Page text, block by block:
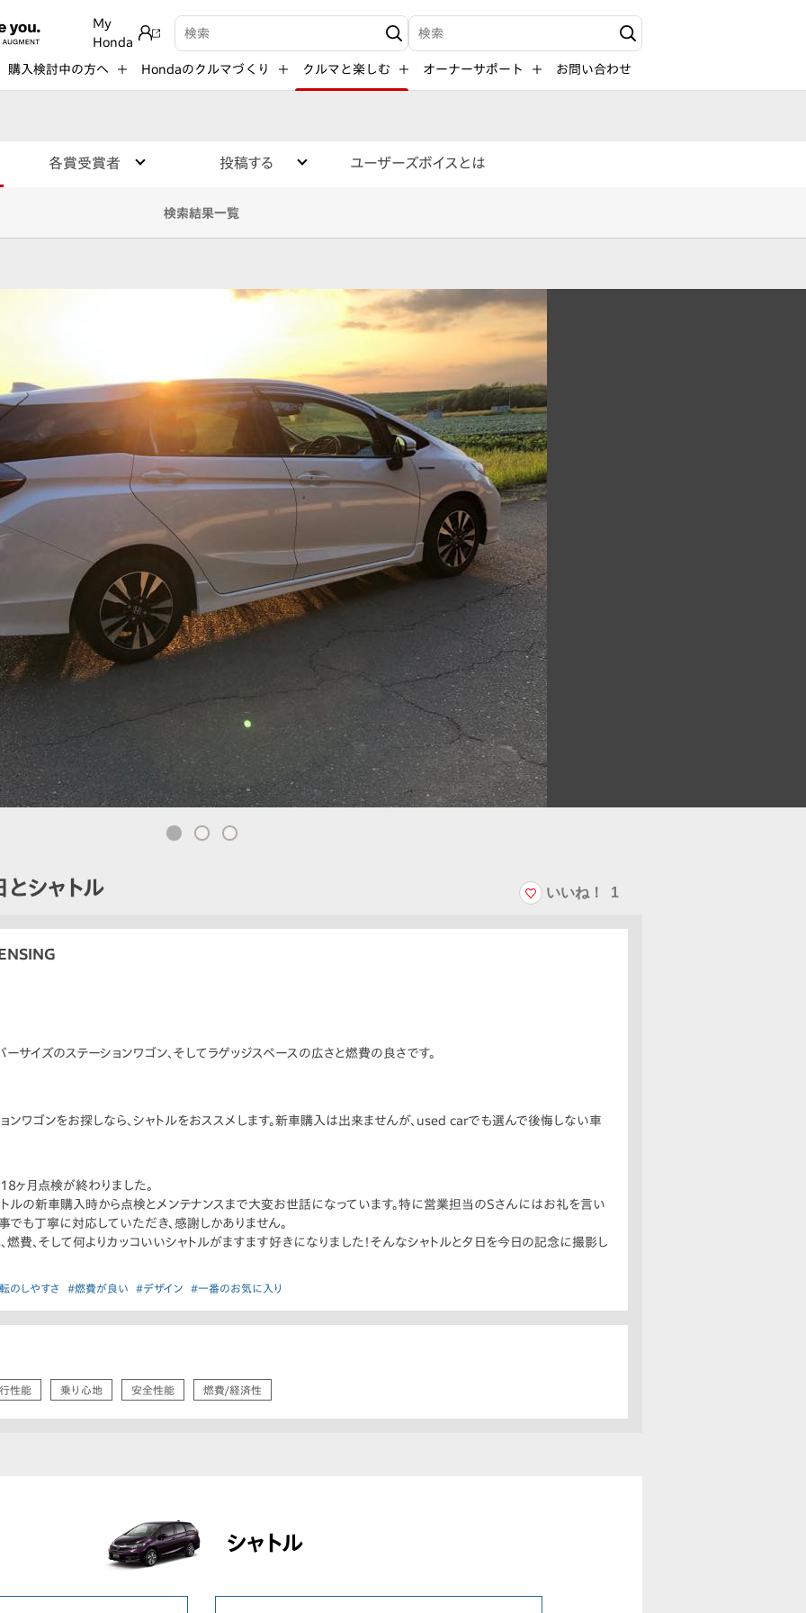
My
Honda
検索キーワード入力 検索キーワード入力
購入検討中の方へ Hondaのクルマづくり クルマと楽しむ オーナーサポート お問い合わせ
各賞受賞者 投稿する ユーザーズボイスとは
検索結果一覧
シャトル いいね！ 1
サイズのステーションワゴン、そしてラゲッジスペースの広さと燃費の良さです。
ワゴンをお探しなら、シャトルをおススメします。新車購入は出来ませんが、used carでも選んで後悔しない車
ヶ月点検が終わりました。
ルの新車購入時から点検とメンテナンスまで大変お世話になっています。特に営業担当のSさんにはお礼を言い
でも丁寧に対応していただき、感謝しかありません。
燃費、そして何よりカッコいいシャトルがますます好きになりました！そんなシャトルと夕日を今日の記念に撮影し
のしやすさ #燃費が良い #デザイン #一番のお気に入り
性能 乗り心地 安全性能 燃費/経済性
シャトル